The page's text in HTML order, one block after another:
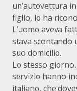
un’autovettura
figlio, lo ha
L’uomo aveva
stava scontando
suo domicilio.
Lo stesso
servizio hanno
italiano, che